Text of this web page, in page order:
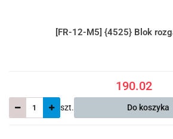
[FR-12-M5] {4525} Blok
190.02
szt. Do koszyka